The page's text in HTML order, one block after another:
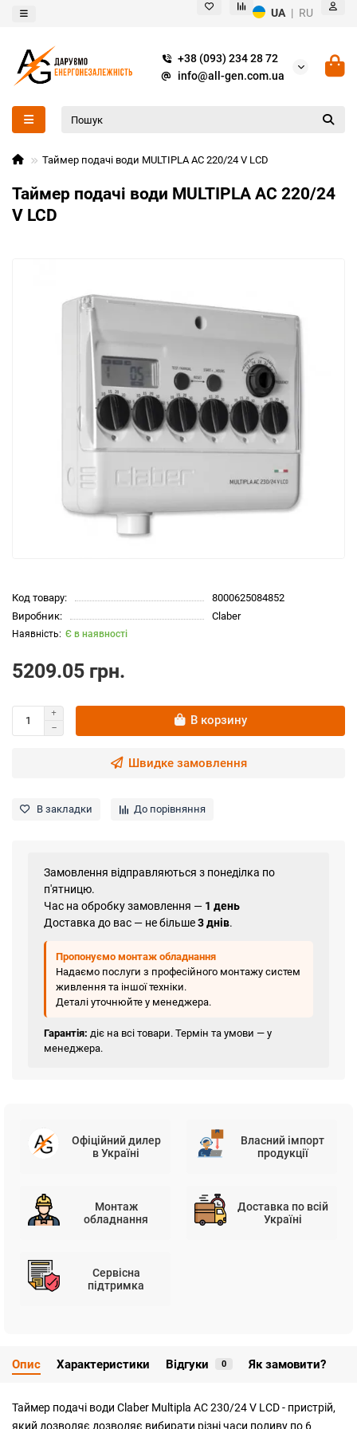
UA | RU
+38 (093) 234 28 72
info@all-gen.com.ua
Таймер подачі води MULTIPLA AC 220/24 V LCD
Таймер подачі води MULTIPLA AC 220/24
V LCD
Код товару:
8000625084852
Виробник:
Claber
Є в наявності
5209.05 грн.
В корзину
Швидке замовлення
В закладки До порівняння
Замовлення відправляються з понеділка по
п'ятницю.
Час на обробку замовлення — 1 день
Доставка до вас — не більше3 днів.
Пропонуємо монтаж обладнання
Надаємо послуги з професійного монтажу систем
живлення та іншої техніки.
Деталі уточнюйте у менеджера.
Гарантія: діє на всі товари. Термін та умови — у
менеджера.
Офіційний дилер
в Україні
Власний імпорт
продукції
Монтаж
обладнання
Доставка по всій
Україні
Сервісна
підтримка
Опис Характеристики Відгуки 0 Як замовити?
Таймер подачі води Claber Multipla AC 230/24 V LCD - пристрій,
який дозволяє дозволяє вибирати різні часи поливу по 6